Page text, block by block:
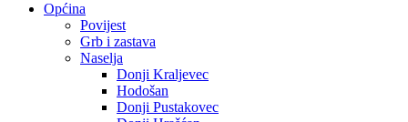
Općina
Povijest
Grb i zastava
Naselja
Donji Kraljevec
Hodošan
Donji Pustakovec